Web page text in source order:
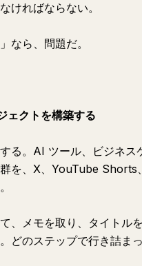
ければならない。
なら、問題だ。
ェクトを構築する
る。AI ツール、ビジネス
を、X、YouTube
、メモを取り、タイトル
どのステップで行き詰ま